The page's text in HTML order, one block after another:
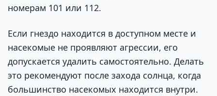
номерам 101 или 112.
Если гнездо находится в доступном месте и
насекомые не проявляют агрессии, его
допускается удалить самостоятельно. Делать
это рекомендуют после захода солнца, когда
большинство насекомых находится внутри.